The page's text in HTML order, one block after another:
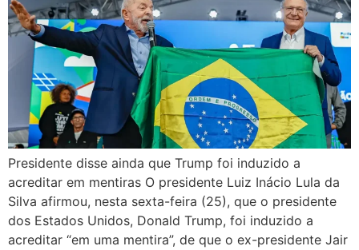
Presidente disse ainda que Trump foi induzido a
acreditar em mentiras O presidente Luiz Inácio Lula da
Silva afirmou, nesta sexta-feira (25), que o presidente
dos Estados Unidos, Donald Trump, foi induzido a
acreditar “em uma mentira”, de que o ex-presidente Jair